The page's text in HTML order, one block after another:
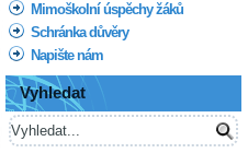
Mimoškolní úspěchy žáků
Schránka důvěry
Napište nám
Vyhledat